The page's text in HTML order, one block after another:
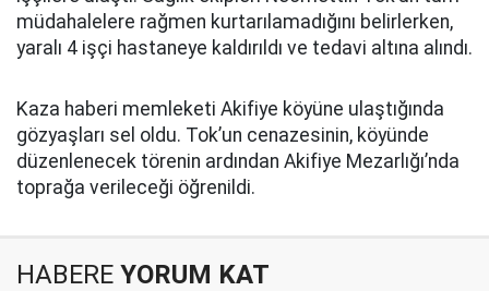
müdahalelere rağmen kurtarılamadığını belirlerken,
yaralı 4 işçi hastaneye kaldırıldı ve tedavi altına alındı.
Kaza haberi memleketi Akifiye köyüne ulaştığında
gözyaşları sel oldu. Tok’un cenazesinin, köyünde
düzenlenecek törenin ardından Akifiye Mezarlığı’nda
toprağa verileceği öğrenildi.
HABERE YORUM KAT